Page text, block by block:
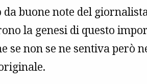
buone note del
la genesi di questo
se non se ne sentiva però